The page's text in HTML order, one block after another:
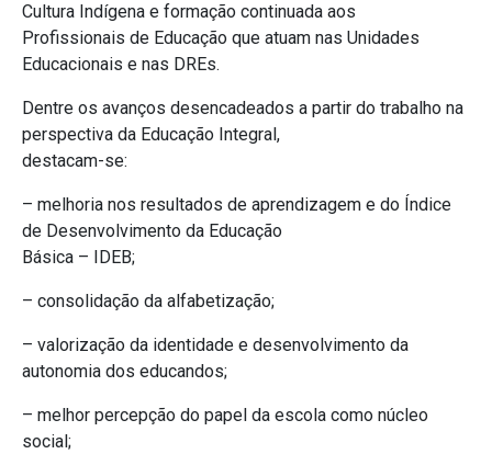
Cultura Indígena e formação continuada aos
Profissionais de Educação que atuam nas Unidades
Educacionais e nas DREs.
Dentre os avanços desencadeados a partir do trabalho na
perspectiva da Educação Integral,
destacam-se:
– melhoria nos resultados de aprendizagem e do Índice
de Desenvolvimento da Educação
Básica – IDEB;
– consolidação da alfabetização;
– valorização da identidade e desenvolvimento da
autonomia dos educandos;
– melhor percepção do papel da escola como núcleo
social;